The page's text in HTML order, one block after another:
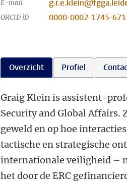
E-mail
ORCID iD 0000-0002-1745-
Overzicht Profiel
Graig Klein is assistent-
Security and Global
geweld en op hoe
tactische en strategische
internationale veiligheid –
het door de ERC